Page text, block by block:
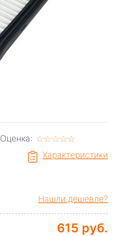
Оценка: ☆☆☆☆☆
★★★★★
Характеристики
Нашли дешевле?
615 руб.